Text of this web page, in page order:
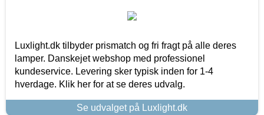
Luxlight.dk tilbyder prismatch og fri fragt på alle deres
lamper. Danskejet webshop med professionel
kundeservice. Levering sker typisk inden for 1-4
hverdage. Klik her for at se deres udvalg.
Se udvalget på Luxlight.dk